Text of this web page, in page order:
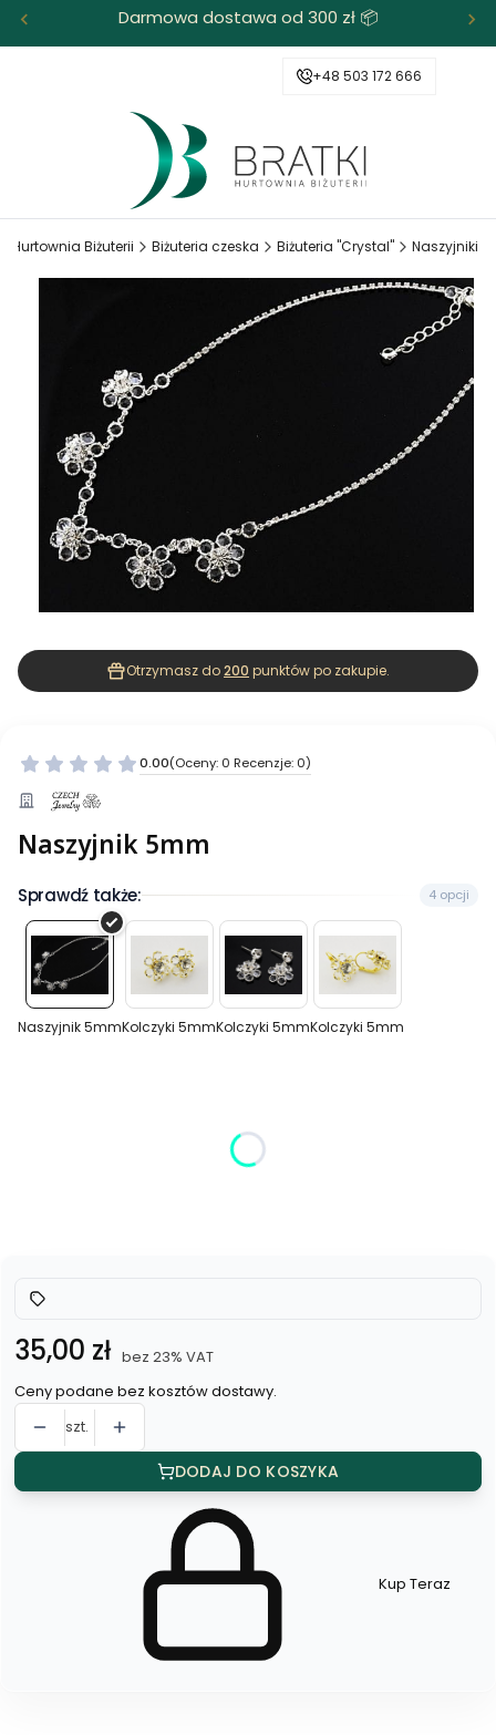
Darmowa dostawa od 300 zł 📦
+48 503 172 666
Hurtownia Biżuterii Biżuteria czeska Biżuteria "Crystal" Naszyjniki
Otrzymasz do200 punktów po zakupie.
0.00(Oceny: 0 Recenzje: 0)
Naszyjnik 5mm
Sprawdź także: 4 opcji
Naszyjnik
5mm
Naszyjnik 5mm
Kolczyki
5mm
Kolczyki 5mm
Kolczyki
5mm
Kolczyki 5mm
Kolczyki
5mm
Kolczyki 5mm
Cena
35,00 zł bez 23% VAT
Ceny podane bez kosztów dostawy.
szt.
DODAJ DO KOSZYKA
Szybki
produktu
Naszyjnik
5mm
Kup Teraz